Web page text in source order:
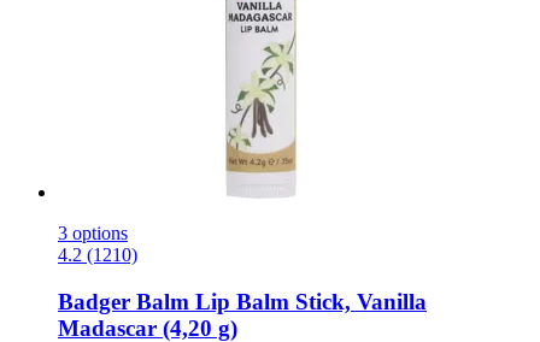
3 options
4.2 (1210)
Badger Balm Lip Balm Stick, Vanilla
Madascar (4,20 g)